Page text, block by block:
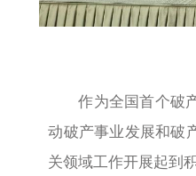
作为全国首个破
动破产事业发展和破
关领域工作开展起到